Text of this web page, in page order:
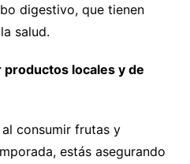
digestivo, que tienen
salud.
locales y de
consumir frutas y
estás asegurando